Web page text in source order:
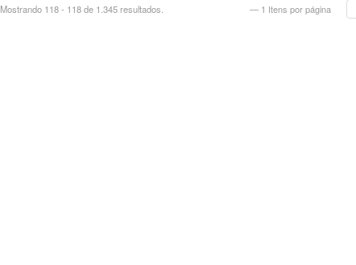
— 1 Itens por página
Mostrando 118 - 118 de 1.345 resultados.